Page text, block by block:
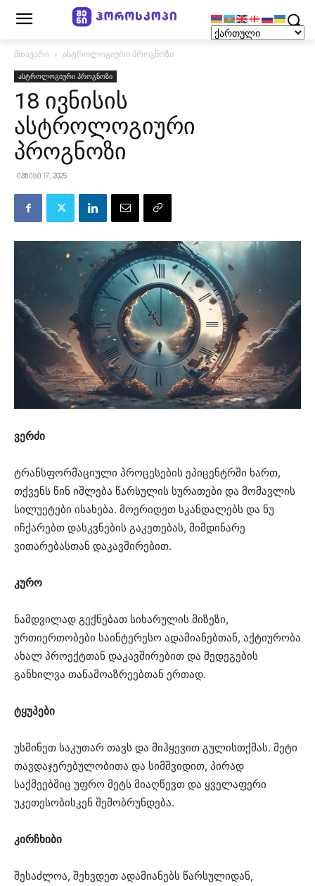
მთავარი ასტროლოგიური პროგნოზი
ასტროლოგიური პროგნოზი
18 ივნისის
ასტროლოგიური
პროგნოზი
ივნისი 17, 2025
ვერძი
ტრანსფორმაციული პროცესების ეპიცენტრში ხართ,
თქვენს წინ იშლება წარსულის სურათები და მომავლის
სილუეტები ისახება. მოერიდეთ სკანდალებს და ნუ
იჩქარებთ დასკვნების გაკეთებას, მიმდინარე
ვითარებასთან დაკავშირებით.
კურო
ნამდვილად გექნებათ სიხარულის მიზეზი,
ურთიერთობები საინტერესო ადამიანებთან, აქტიურობა
ახალ პროექტთან დაკავშირებით და შედეგების
განხილვა თანამოაზრეებთან ერთად.
ტყუპები
უსმინეთ საკუთარ თავს და მიჰყევით გულისთქმას. მეტი
თავდაჯერებულობითა და სიმშვიდით, პირად
საქმეებშიც უფრო მეტს მიაღწევთ და ყველაფერი
უკეთესობისკენ შემობრუნდება.
კირჩხიბი
შესაძლოა, შეხვდეთ ადამიანებს წარსულიდან,